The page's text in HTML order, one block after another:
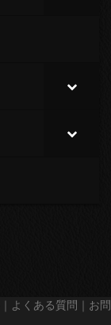
｜ よくある質問 ｜ お問